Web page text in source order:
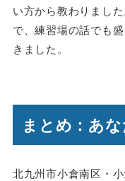
い方から教わりまし
で、練習場の話でも
きました。
まとめ：あ
北九州市小倉南区・